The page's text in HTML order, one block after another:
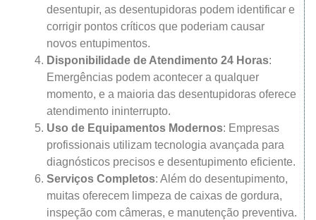
desentupir, as desentupidoras podem identificar e
corrigir pontos críticos que poderiam causar
novos entupimentos.
Disponibilidade de Atendimento 24 Horas:
Emergências podem acontecer a qualquer
momento, e a maioria das desentupidoras oferece
atendimento ininterrupto.
Uso de Equipamentos Modernos: Empresas
profissionais utilizam tecnologia avançada para
diagnósticos precisos e desentupimento eficiente.
Serviços Completos: Além do desentupimento,
muitas oferecem limpeza de caixas de gordura,
inspeção com câmeras, e manutenção preventiva.